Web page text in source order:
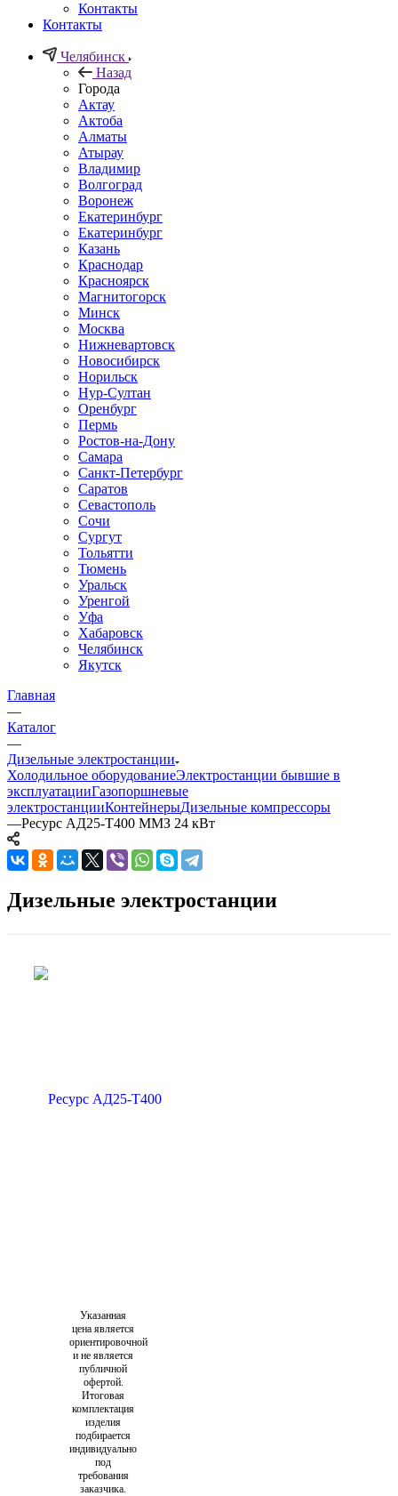
Контакты
Контакты
Челябинск
Назад
Города
Актау
Актоба
Алматы
Атырау
Владимир
Волгоград
Воронеж
Екатеринбург
Екатеринбург
Казань
Краснодар
Красноярск
Магнитогорск
Минск
Москва
Нижневартовск
Новосибирск
Норильск
Нур-Султан
Оренбург
Пермь
Ростов-на-Дону
Самара
Санкт-Петербург
Саратов
Севастополь
Сочи
Сургут
Тольятти
Тюмень
Уральск
Уренгой
Уфа
Хабаровск
Челябинск
Якутск
Главная
—
Каталог
—
Дизельные электростанции
Холодильное оборудованиеЭлектростанции бывшие в
эксплуатацииГазопоршневые
электростанцииКонтейнерыДизельные компрессоры
—Ресурс АД25-Т400 ММЗ 24 кВт
Дизельные электростанции
Указанная
цена является
ориентировочной
и не является
публичной
офертой.
Итоговая
комплектация
изделия
подбирается
индивидуально
под
требования
заказчика.